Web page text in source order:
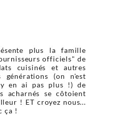
plus la famille
officiels" de
cuisinés et autres
générations (on n'est
en ai pas plus !) de
acharnés se côtoient
! ET croyez nous...
ça !